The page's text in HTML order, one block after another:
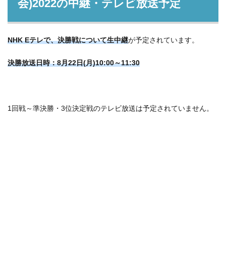
会)2022の中継・テレビ放送予定
NHK Eテレで、決勝戦について生中継が予定されています。
決勝放送日時：8月22日(月)10:00～11:30
1回戦～準決勝・3位決定戦のテレビ放送は予定されていません。